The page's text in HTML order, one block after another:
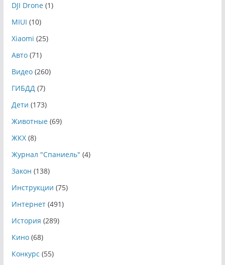
DJI Drone(1)
MIUI (10)
Xiaomi (25)
Авто(71)
Видео(260)
ГИБДД(7)
Дети (173)
Животные(69)
ЖКХ(8)
Журнал "Спаниель" (4)
Закон (138)
Инструкции (75)
Интернет(491)
История (289)
Кино(68)
Конкурс (55)